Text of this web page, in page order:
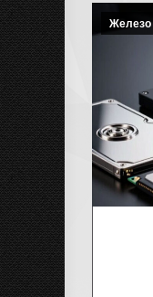
Железо